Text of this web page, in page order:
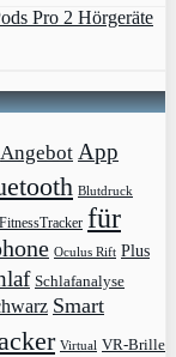
Pro 2 Hörgeräte
Angebot App
Blutdruck
FitnessTracker für
Oculus Rift Plus
Schlafanalyse
Smart
Virtual VR-Brille